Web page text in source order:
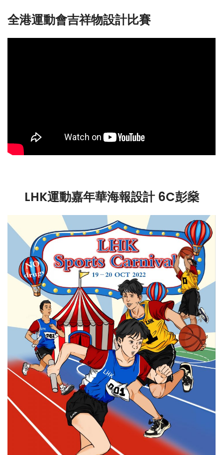
全港運動會吉祥物設計比賽
LHK運動嘉年華海報設計 6C彭燊